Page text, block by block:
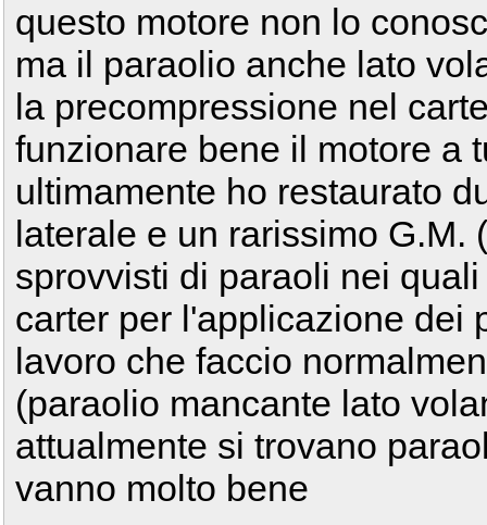
questo motore non lo
ma il paraolio anche lato
la precompressione nel
funzionare bene il motore a
ultimamente ho restaurato
laterale e un rarissimo G.M.
sprovvisti di paraoli nei
carter per l'applicazione dei
lavoro che faccio
(paraolio mancante lato
attualmente si trovano
vanno molto bene